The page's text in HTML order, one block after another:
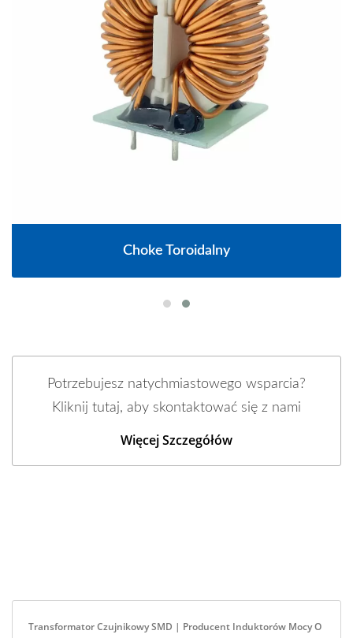
Choke Toroidalny
Potrzebujesz natychmiastowego wsparcia?
Kliknij tutaj, aby skontaktować się z nami
Więcej Szczegółów
Transformator Czujnikowy SMD | Producent Induktorów Mocy O